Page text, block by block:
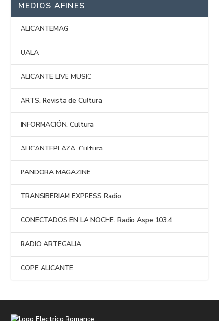
MEDIOS AFINES
ALICANTEMAG
UALA
ALICANTE LIVE MUSIC
ARTS. Revista de Cultura
INFORMACIÓN. Cultura
ALICANTEPLAZA. Cultura
PANDORA MAGAZINE
TRANSIBERIAM EXPRESS Radio
CONECTADOS EN LA NOCHE. Radio Aspe 103.4
RADIO ARTEGALIA
COPE ALICANTE